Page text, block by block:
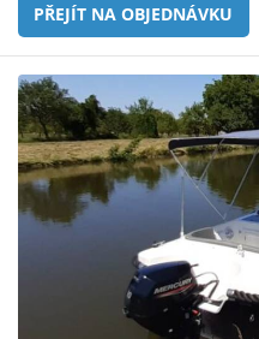
PŘEJÍT NA OBJEDNÁVKU